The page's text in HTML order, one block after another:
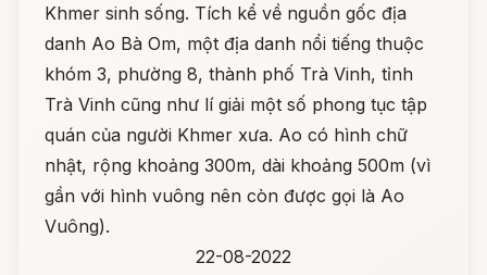
Khmer sinh sống. Tích kể về nguồn gốc địa
danh Ao Bà Om, một địa danh nổi tiếng thuộc
khóm 3, phường 8, thành phố Trà Vinh, tỉnh
Trà Vinh cũng như lí giải một số phong tục tập
quán của người Khmer xưa. Ao có hình chữ
nhật, rộng khoảng 300m, dài khoảng 500m (vì
gần với hình vuông nên còn được gọi là Ao
Vuông).
22-08-2022